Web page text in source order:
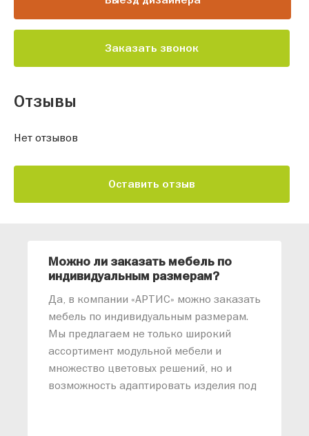
Заказать звонок
Отзывы
Нет отзывов
Оставить отзыв
Можно ли заказать мебель по
индивидуальным размерам?
Да, в компании «АРТИС» можно заказать
мебель по индивидуальным размерам.
Мы предлагаем не только широкий
ассортимент модульной мебели и
множество цветовых решений, но и
возможность адаптировать изделия под